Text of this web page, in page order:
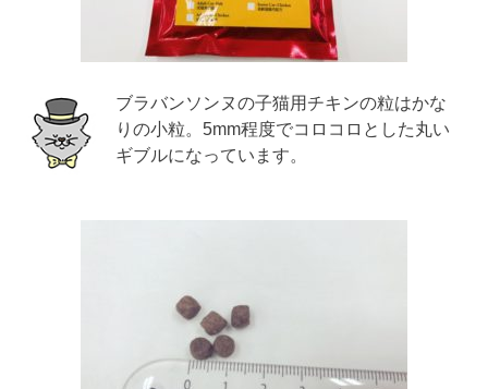
ブラバンソンヌの子猫用チキンの粒はかな
りの小粒。5mm程度でコロコロとした丸い
ギブルになっています。